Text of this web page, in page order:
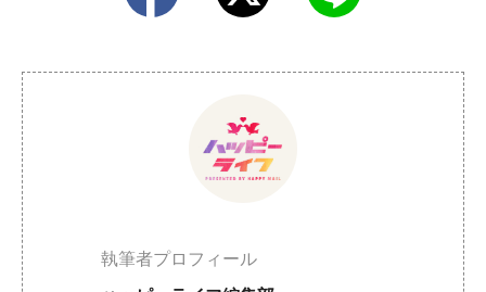
執筆者プロフィール